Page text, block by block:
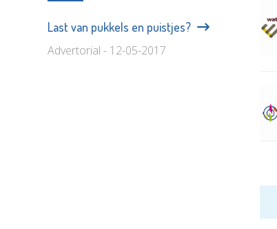
Last van pukkels en puistjes?
Advertorial - 12-05-2017